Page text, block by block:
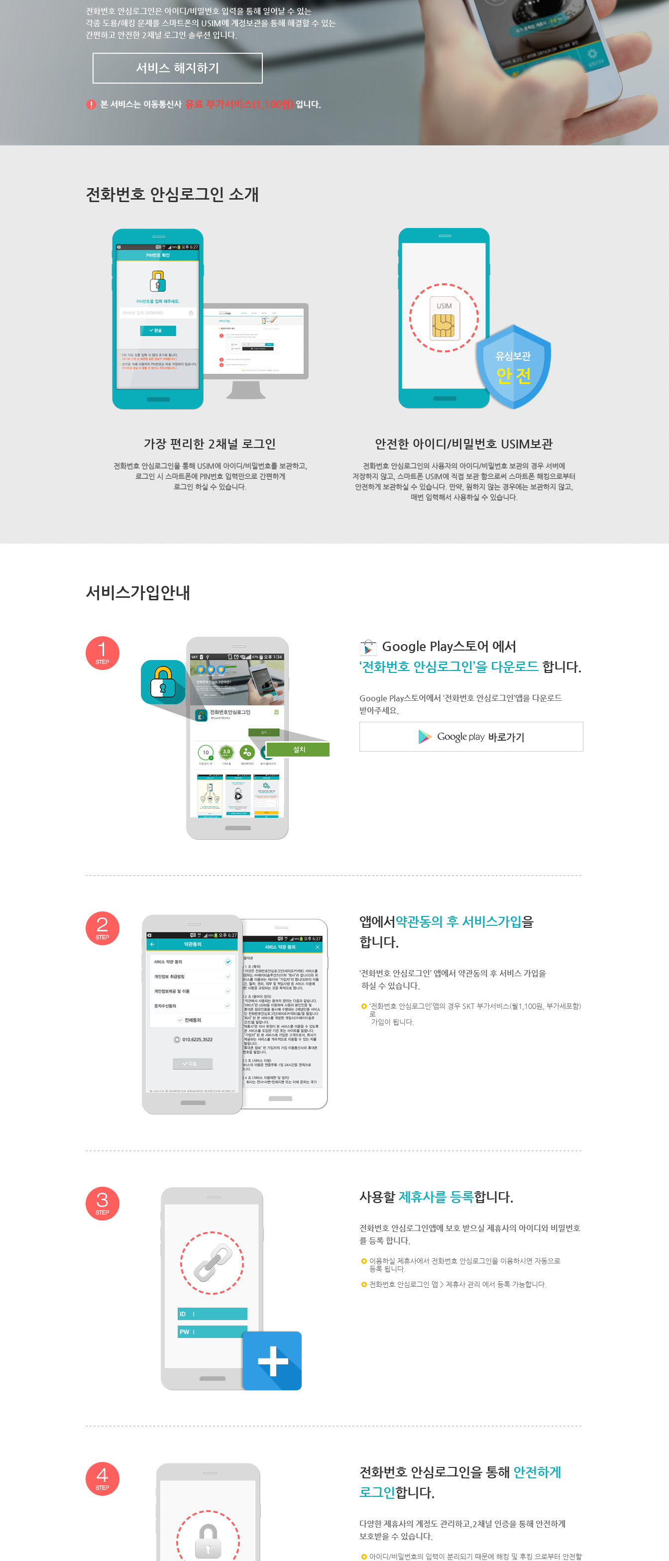
전화번호 안심로그인은 아이디/비밀번호 입력을 통해 일어날 수 있는
각종 도용/해킹 문제를 스마트폰의 USIM에 계정보관을 통해 해결할 수 있는
간편하고 안전한 2채널 로그인 솔루션 입니다.
서비스 해지하기
전화번호 안심로그인 소개
가장 편리한 2채널 로그인
전화번호 안심로그인을 통해 USIM에 아이디/비밀번호를 보관하고,
로그인 시 스마트폰에 PIN번호 입력만으로 간편하게
로그인 하실 수 있습니다.
안전한 아이디/비밀번호 USIM보관
전화번호 안심로그인의 사용자의 아이디/비밀번호 보관의 경우 서버에
저장하지 않고, 스마트폰 USIM에 직접 보관 함으로써 스마트폰 해킹으로부터
안전하게 보관하실 수 있습니다. 만약, 원하지 않는 경우에는 보관하지 않고,
매번 입력해서 사용하실 수 있습니다.
서비스가입안내
Google Play스토어 에서
‘전화번호 안심로그인’을 다운로드 합니다.
Google Play스토어에서 ‘전화번호 안심로그인’앱을 다운로드
받아주세요.
앱에서 약관동의 후 서비스가입을
합니다.
‘전화번호 안심로그인’ 앱에서 약관동의 후 서비스 가입을
하실 수 있습니다.
‘전화번호 안심로그인’앱의 경우 SKT 부가서비스(월1,100원, 부가세포함)
로
가입이 됩니다.
사용할 제휴사를 등록합니다.
전화번호 안심로그인앱에 보호 받으실 제휴사의 아이디와 비밀번호
를 등록 합니다.
이용하실 제휴사에서 전화번호 안심로그인을 이용하시면 자동으로
등록 됩니다.
전화번호 안심로그인 앱 > 제휴사 관리 에서 등록 가능합니다.
전화번호 안심로그인을 통해 안전하게
로그인합니다.
다양한 제휴사의 계정도 관리하고,2채널 인증을 통해 안전하게
보호받을 수 있습니다.
아이디/비밀번호의 입력이 분리되기 때문에 해킹 및 후킹 으로부터 안전할